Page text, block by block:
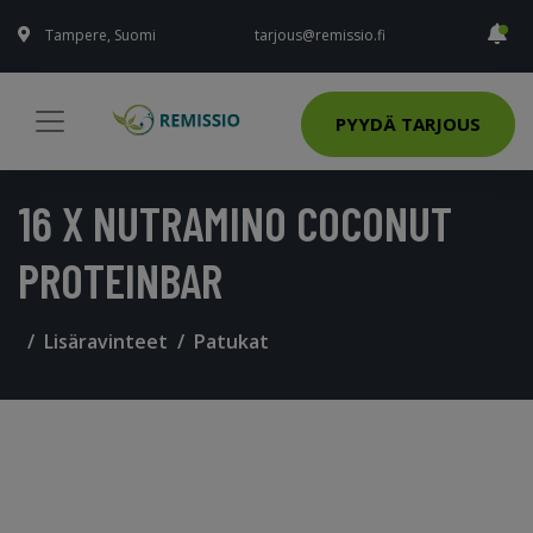
Tampere, Suomi tarjous@remissio.fi
PYYDÄ TARJOUS
16 X NUTRAMINO COCONUT
PROTEINBAR
Lisäravinteet Patukat